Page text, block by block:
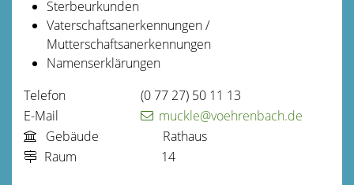
Sterbeurkunden
Vaterschaftsanerkennungen /
Mutterschaftsanerkennungen
Namenserklärungen
Telefon
(077 27) 50 11 13
E-Mail
muckle@voehrenbach.de
Gebäude
Rathaus
Raum
14